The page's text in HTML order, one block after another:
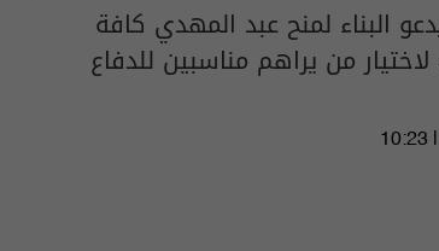
البناء لمنح عبد المهدي كافة
لاختيار من يراهم مناسبين للدفاع
10:23